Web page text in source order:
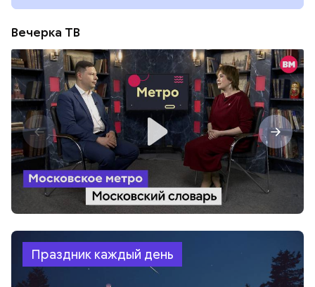
Вечерка ТВ
Праздник каждый день